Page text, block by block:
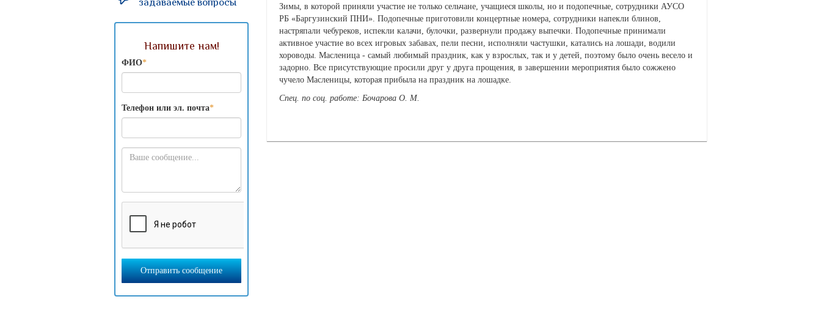
Напишите нам!
ФИО*
Телефон или эл. почта*
Отправить сообщение
Зимы, в которой приняли участие не только сельчане, учащиеся школы, но и подопечные, сотрудники АУСО
РБ «Баргузинский ПНИ». Подопечные приготовили концертные номера, сотрудники напекли блинов,
настряпали чебуреков, испекли калачи, булочки, развернули продажу выпечки. Подопечные принимали
активное участие во всех игровых забавах, пели песни, исполняли частушки, катались на лошади, водили
хороводы. Масленица - самый любимый праздник, как у взрослых, так и у детей, поэтому было очень весело и
задорно. Все присутствующие просили друг у друга прощения, в завершении мероприятия было сожжено
чучело Масленицы, которая прибыла на праздник на лошадке.
Спец. по соц. работе: Бочарова О. М.